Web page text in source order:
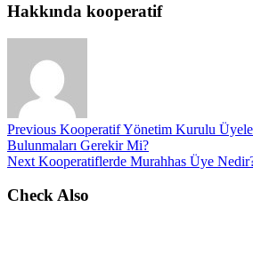
Hakkında kooperatif
Previous Kooperatif Yönetim Kurulu
Bulunmaları Gerekir Mi?
Next Kooperatiflerde Murahhas Üye
Check Also